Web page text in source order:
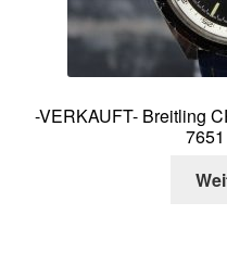
-VERKAUFT- Breitling